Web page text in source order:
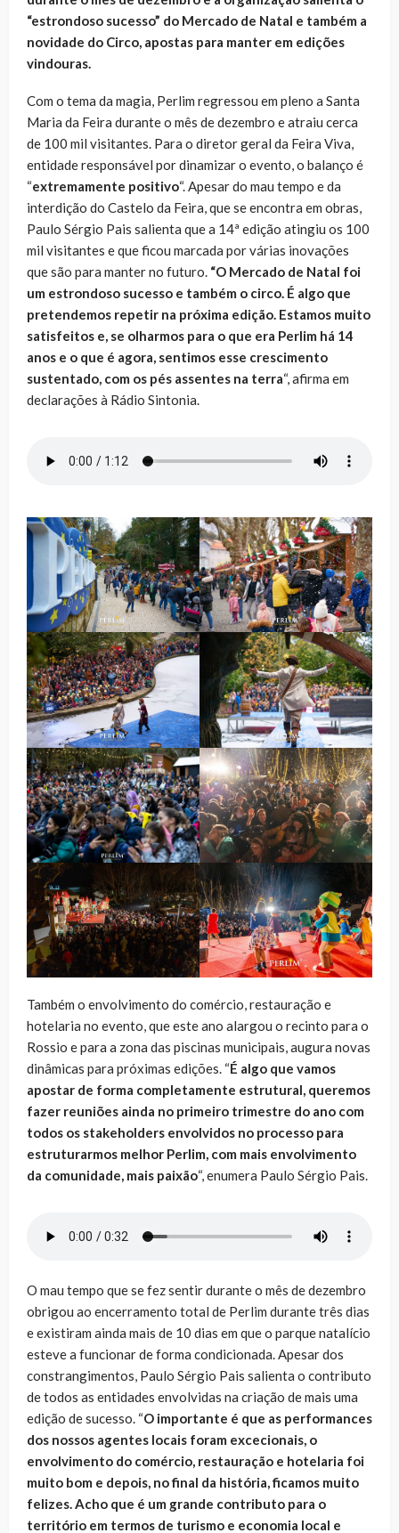
“estrondoso sucesso” do Mercado de Natal e também a
novidade do Circo, apostas para manter em edições
vindouras.
Com o tema da magia, Perlim regressou em pleno a Santa
Maria da Feira durante o mês de dezembro e atraiu cerca
de 100 mil visitantes. Para o diretor geral da Feira Viva,
entidade responsável por dinamizar o evento, o balanço é
“extremamente positivo“. Apesar do mau tempo e da
interdição do Castelo da Feira, que se encontra em obras,
Paulo Sérgio Pais salienta que a 14ª edição atingiu os 100
mil visitantes e que ficou marcada por várias inovações
que são para manter no futuro. “O Mercado de Natal foi
um estrondoso sucesso e também o circo. É algo que
pretendemos repetir na próxima edição. Estamos muito
satisfeitos e, se olharmos para o que era Perlim há 14
anos e o que é agora, sentimos esse crescimento
sustentado, com os pés assentes na terra“, afirma em
declarações à Rádio Sintonia.
Também o envolvimento do comércio, restauração e
hotelaria no evento, que este ano alargou o recinto para o
Rossio e para a zona das piscinas municipais, augura novas
dinâmicas para próximas edições. “É algo que vamos
apostar de forma completamente estrutural, queremos
fazer reuniões ainda no primeiro trimestre do ano com
todos os stakeholders envolvidos no processo para
estruturarmos melhor Perlim, com mais envolvimento
da comunidade, mais paixão“, enumera Paulo Sérgio Pais.
O mau tempo que se fez sentir durante o mês de dezembro
obrigou ao encerramento total de Perlim durante três dias
e existiram ainda mais de 10 dias em que o parque natalício
esteve a funcionar de forma condicionada. Apesar dos
constrangimentos, Paulo Sérgio Pais salienta o contributo
de todos as entidades envolvidas na criação de mais uma
edição de sucesso. “O importante é que as performances
dos nossos agentes locais foram excecionais, o
envolvimento do comércio, restauração e hotelaria foi
muito bom e depois, no final da história, ficamos muito
felizes. Acho que é um grande contributo para o
território em termos de turismo e economia local e